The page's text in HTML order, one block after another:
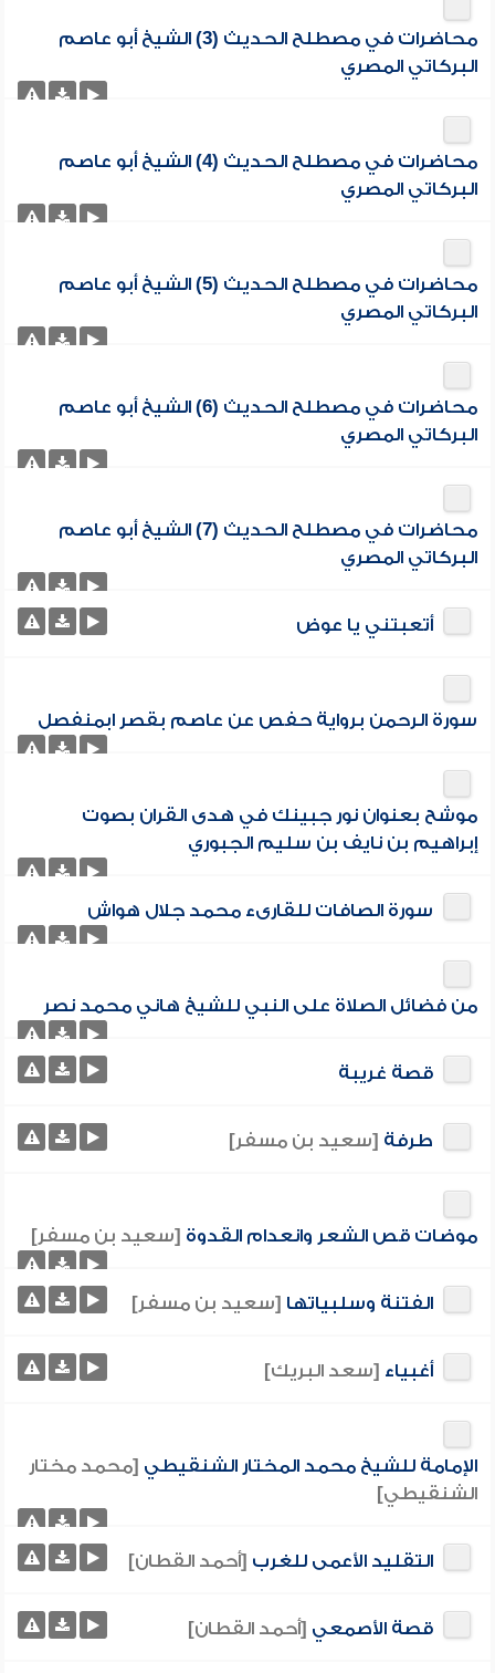
محاضرات في مصطلح الحديث (3) الشيخ أبو عاصم
البركاتي المصري
محاضرات في مصطلح الحديث (4) الشيخ أبو عاصم
البركاتي المصري
محاضرات في مصطلح الحديث (5) الشيخ أبو عاصم
البركاتي المصري
محاضرات في مصطلح الحديث (6) الشيخ أبو عاصم
البركاتي المصري
محاضرات في مصطلح الحديث (7) الشيخ أبو عاصم
البركاتي المصري
أتعبتني يا عوض
سورة الرحمن برواية حفص عن عاصم بقصر ابمنفصل
موشح بعنوان نور جبينك في هدى القران بصوت
إبراهيم بن نايف بن سليم الجبوري
سورة الصافات للقارىء محمد جلال هواش
من فضائل الصلاة على النبي للشيخ هاني محمد نصر
قصة غريبة
طرفة [سعيد بن مسفر]
موضات قص الشعر وانعدام القدوة [سعيد بن مسفر]
الفتنة وسلبياتها [سعيد بن مسفر]
أغبياء [سعد البريك]
الإمامة للشيخ محمد المختار الشنقيطي [محمد مختار
الشنقيطي]
التقليد الأعمى للغرب [أحمد القطان]
قصة الأصمعي [أحمد القطان]